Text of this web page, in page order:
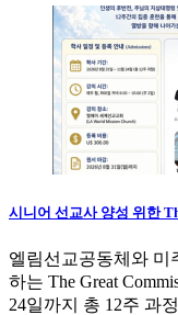
시니어 선교사 양성 위한
엘림선교공동체와 미
하는 The Great
24일까지 총 12주 과